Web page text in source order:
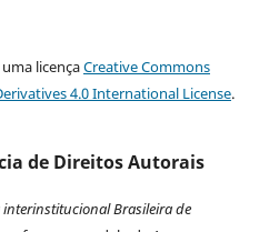
licençaCreative Commons
4.0 International License.
de Direitos Autorais
interinstitucional Brasileira de